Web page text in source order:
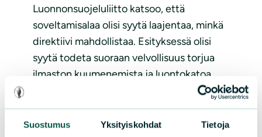
Suostumus Yksityiskohdat Tietoja
Luonnonsuojeluliitto katsoo, että
soveltamisalaa olisi syytä laajentaa, minkä
direktiivi mahdollistaa. Esityksessä olisi
syytä todeta suoraan velvollisuus torjua
ilmaston kuumenemista ja luontokatoa,
joka on osa yleistä huolellisuusvelvoitetta.